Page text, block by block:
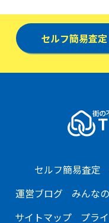
セルフ簡易査定
セルフ簡易査定
運営ブログ
みんな
サイトマップ
プラ